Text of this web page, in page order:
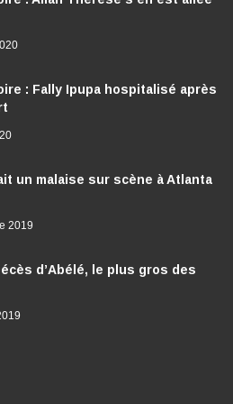
: Fally Ipupa hospitalisé après
un malaise sur scène à Atlanta
2019
d’Abélé, le plus gros des